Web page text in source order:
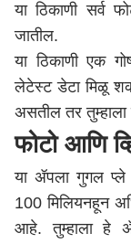
या ठिकाणी सर्व
जातील.
या ठिकाणी एक
लेटेस्ट डेटा मिळू
असतील तर तुम्हाला
फोटो आणि
या ॲपला गुगल प्ले
100 मिलियनहून
आहे. तुम्हाला हे